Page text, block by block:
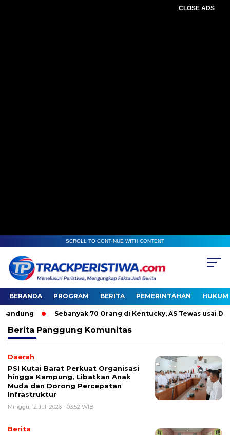
CLOSE ADS
SCROLL TO CONTINUE WITH CONTENT
BERANDA PROGRAM BERITA PEMERINTAHAN HUKUM
Sebanyak 70 Orang di Kentucky, AS Tewas usai
Berita Panggung Komunitas
Daerah
PSI Kutai Barat Perkuat Organisasi
hingga Kampung, Libatkan Anak
Muda dan Dorong Percepatan
Infrastruktur
Minggu, 12 Juli 2026 - 03:52 WIB
Berita